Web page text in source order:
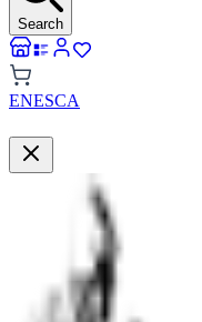
Search
ENESCA